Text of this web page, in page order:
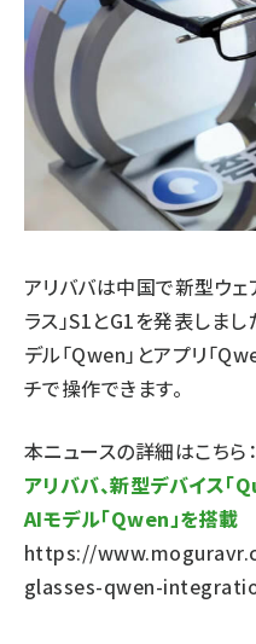
アリババは中国で新型ウェ
ラス」S1とG1を発表しま
デル「Qwen」とアプリ「
チで操作できます。
本ニュースの詳細はこちら：
アリババ、新型デバイス
AIモデル「Qwen」を搭載
https://
glasses-qwen-